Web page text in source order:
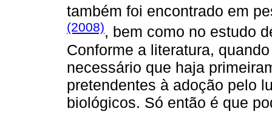
também foi encontrado em
(2008), bem como no estudo
Conforme a literatura,
necessário que haja
pretendentes à adoção pelo
biológicos. Só então é que